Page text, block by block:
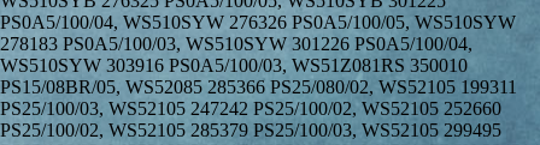
PS0A5/100/04, WS510SYW 276326 PS0A5/100/05, WS510SYW
278183 PS0A5/100/03, WS510SYW 301226 PS0A5/100/04,
WS510SYW 303916 PS0A5/100/03, WS51Z081RS 350010
PS15/08BR/05, WS52085 285366 PS25/080/02, WS52105 199311
PS25/100/03, WS52105 247242 PS25/100/02, WS52105 252660
PS25/100/02, WS52105 285379 PS25/100/03, WS52105 299495